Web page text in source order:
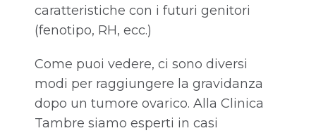
caratteristiche con i futuri genitori
(fenotipo, RH, ecc.)
Come puoi vedere, ci sono diversi
modi per raggiungere la gravidanza
dopo un tumore ovarico. Alla Clinica
Tambre siamo esperti in casi